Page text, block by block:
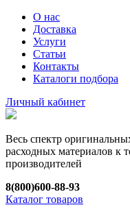
О нас
Доставка
Услуги
Статьи
Контакты
Каталоги подбора
Личный кабинет
Весь спектр
расходных материалов к
производителей
8(800)600-88-93
Каталог товаров